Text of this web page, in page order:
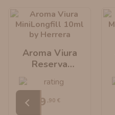
Aroma Viura
Reserva
10ml By Herrera
9 ,90 €